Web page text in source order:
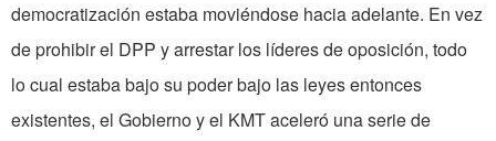
democratización estaba moviéndose hacia adelante. En vez
de prohibir el DPP y arrestar los líderes de oposición, todo
lo cual estaba bajo su poder bajo las leyes entonces
existentes, el Gobierno y el KMT aceleró una serie de